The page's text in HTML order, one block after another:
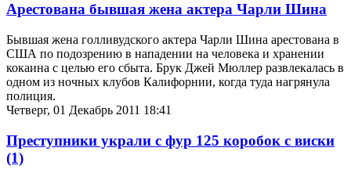
Арестована бывшая жена актера Чарли Шина
Бывшая жена голливудского актера Чарли Шина арестована в
США по подозрению в нападении на человека и хранении
кокаина с целью его сбыта. Брук Джей Мюллер развлекалась в
одном из ночных клубов Калифорнии, когда туда нагрянула
полиция.
Четверг, 01 Декабрь 2011 18:41
Преступники украли с фур 125 коробок с виски
(1)